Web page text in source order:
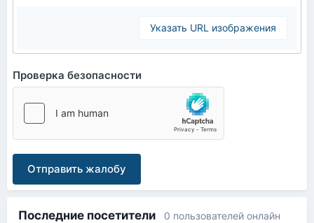
Указать URL изображения
Проверка безопасности
Отправить жалобу
Последние посетители 0 пользователей онлайн